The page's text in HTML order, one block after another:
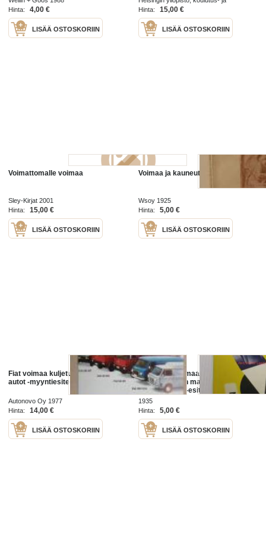
Hinta:
4,00 €
LISÄÄ OSTOSKORIIN
kehittämiskeskus Palmenia 2006
Hinta: 15,00 €
LISÄÄ OSTOSKORIIN
Voimattomalle voimaa
Sley-Kirjat 2001
Hinta:
15,00 €
LISÄÄ OSTOSKORIIN
Voimaa ja kauneutta
Wsoy 1925
Hinta:
5,00 €
LISÄÄ OSTOSKORIIN
Fiat voimaa kuljetuksiin kuorma-
autot -myyntiesite
Autonovo Oy 1977
Hinta:
14,00 €
LISÄÄ OSTOSKORIIN
Mainos on voimaa 3.
Pohjoismainen mainoskongressi
Helsinki 1935 -esite
1935
Hinta:
5,00 €
LISÄÄ OSTOSKORIIN